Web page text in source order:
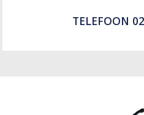
TELEFOON